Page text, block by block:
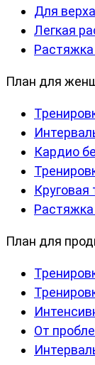
Для
Легкая
Растяжка
План для
Кардио
Круговая
Растяжка
План для
От